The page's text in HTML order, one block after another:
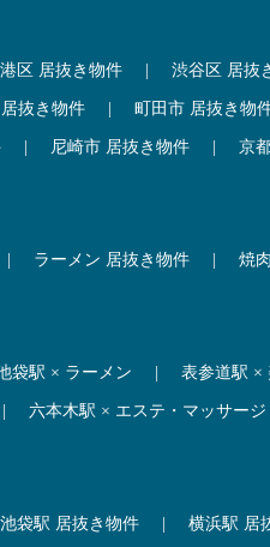
港区 居抜き物件 渋谷区 居抜
抜き物件 町田市 居抜き物
尼崎市 居抜き物件 京
ラーメン 居抜き物件 焼
袋駅 × ラーメン 表参道駅 ×
六本木駅 × エステ・マッサージ
池袋駅 居抜き物件 横浜駅 居